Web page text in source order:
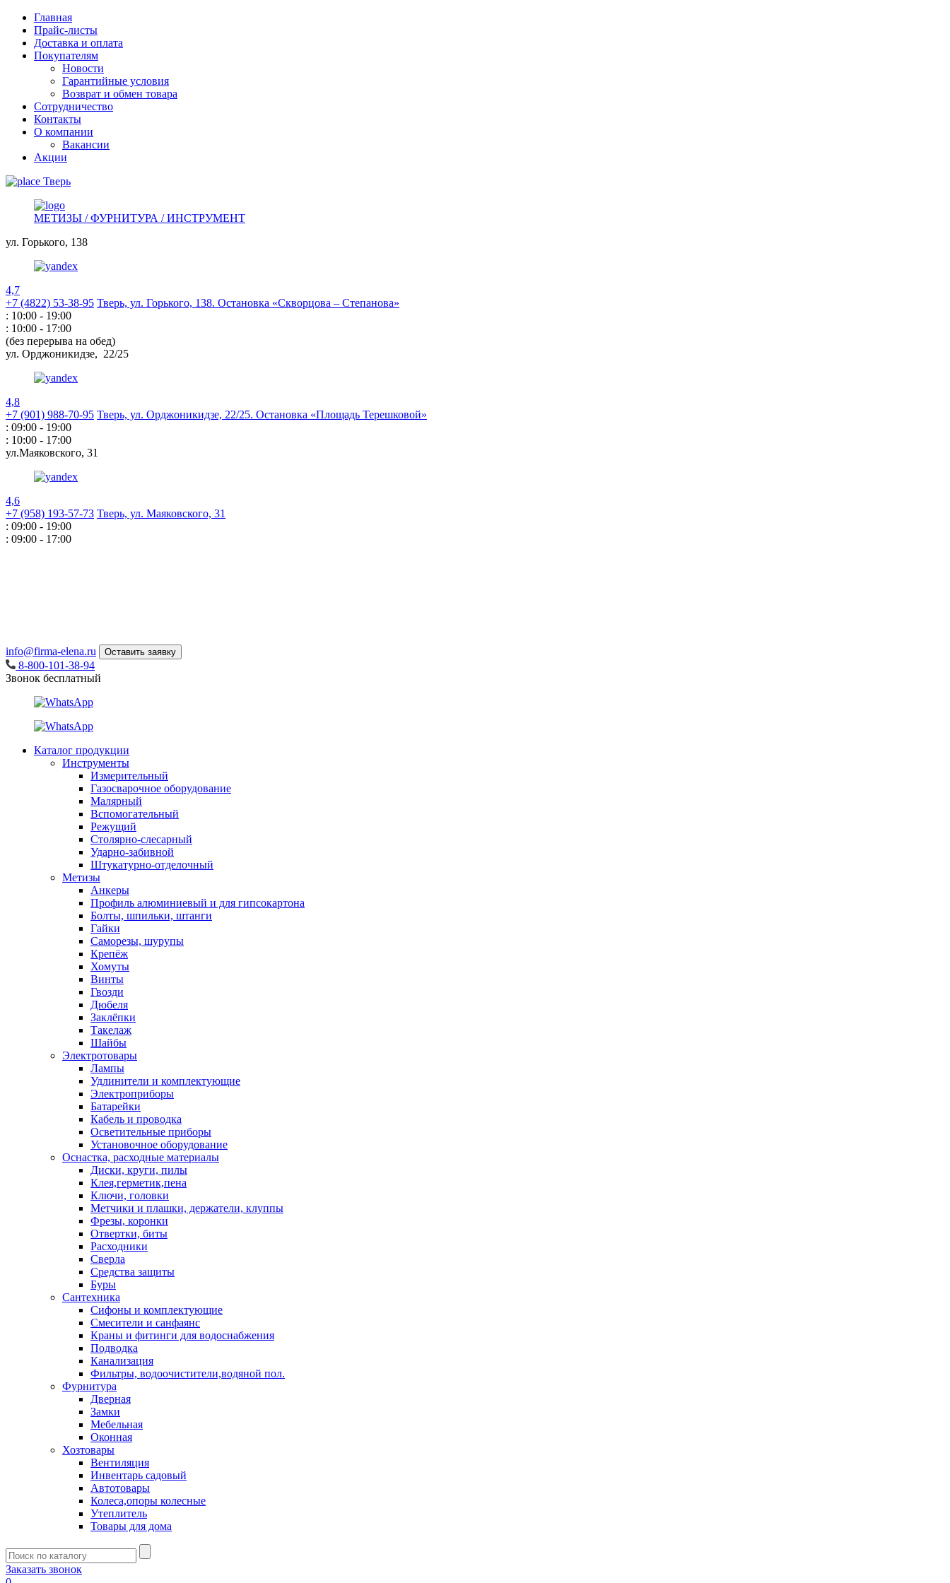
Главная
Прайс-листы
Доставка и оплата
Покупателям
Новости
Гарантийные условия
Возврат и обмен товара
Сотрудничество
Контакты
О компании
Вакансии
Акции
Тверь
МЕТИЗЫ / ФУРНИТУРА / ИНСТРУМЕНТ
ул. Горького, 138
4,7
+7 (4822) 53-38-95 Тверь, ул. Горького, 138. Остановка «Скворцова – Степанова»
: 10:00 - 19:00
: 10:00 - 17:00
(без перерыва на обед)
ул. Орджоникидзе, 22/25
4,8
+7 (901) 988-70-95 Тверь, ул. Орджоникидзе, 22/25. Остановка «Площадь Терешковой»
: 09:00 - 19:00
: 10:00 - 17:00
ул.Маяковского, 31
4,6
+7 (958) 193-57-73 Тверь, ул. Маяковского, 31
: 09:00 - 19:00
: 09:00 - 17:00
info@firma-elena.ru Оставить заявку
8-800-101-38-94
Звонок бесплатный
Каталог продукции
Инструменты
Измерительный
Газосварочное оборудование
Малярный
Вспомогательный
Режущий
Столярно-слесарный
Ударно-забивной
Штукатурно-отделочный
Метизы
Анкеры
Профиль алюминиевый и для гипсокартона
Болты, шпильки, штанги
Гайки
Саморезы, шурупы
Крепёж
Хомуты
Винты
Гвозди
Дюбеля
Заклёпки
Такелаж
Шайбы
Электротовары
Лампы
Удлинители и комплектующие
Электроприборы
Батарейки
Кабель и проводка
Осветительные приборы
Установочное оборудование
Оснастка, расходные материалы
Диски, круги, пилы
Клея,герметик,пена
Ключи, головки
Метчики и плашки, держатели, клуппы
Фрезы, коронки
Отвертки, биты
Расходники
Сверла
Средства защиты
Буры
Сантехника
Сифоны и комплектующие
Смесители и санфаянс
Краны и фитинги для водоснабжения
Подводка
Канализация
Фильтры, водоочистители,водяной пол.
Фурнитура
Дверная
Замки
Мебельная
Оконная
Хозтовары
Вентиляция
Инвентарь садовый
Автотовары
Колеса,опоры колесные
Утеплитель
Товары для дома
Заказать звонок